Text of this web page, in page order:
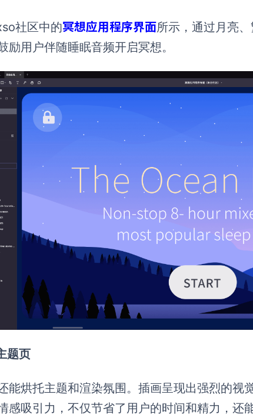
社区中的冥想应用程序界面所示，通过月亮
励用户伴随睡眠音频开启冥想。
题页
能烘托主题和渲染氛围。插画呈现出强烈的视
感吸引力，不仅节省了用户的时间和精力，还